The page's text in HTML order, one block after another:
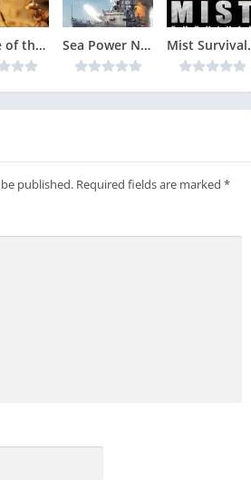
Empire of the Ants Télécharger jeu PC Sea Power Naval Combat in the Missile Age Télécharger jeu PC Mist
published. Required fields are marked *